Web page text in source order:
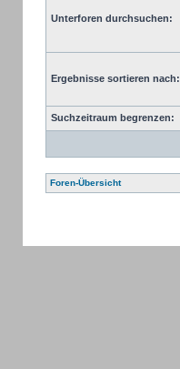
Unterforen durchsuchen:
Ergebnisse sortieren nach:
Suchzeitraum begrenzen:
Foren-Übersicht